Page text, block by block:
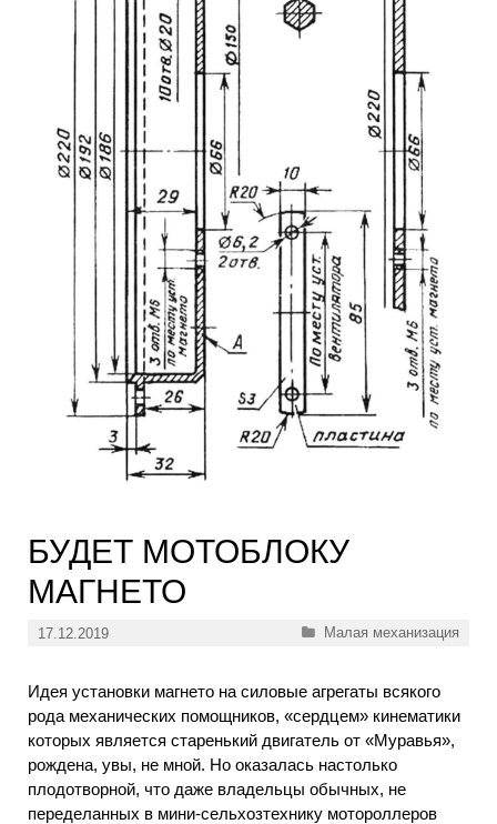
БУДЕТ МОТОБЛОКУ
МАГНЕТО
17.12.2019 Рубрики
Малая механизация
Идея установки магнето на силовые агрегаты всякого
рода механических помощников, «сердцем» кинематики
которых является старенький двигатель от «Муравья»,
рождена, увы, не мной. Но оказалась настолько
плодотворной, что даже владельцы обычных, не
переделанных в мини-сельхозтехнику мотороллеров